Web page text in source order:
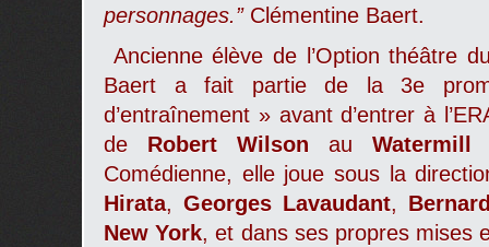
personnages.” Clémentine Baert.
Ancienne élève de l’Option théâtre
Baert a fait partie de la 3e
d’entraînement » avant d’entrer à
de Robert Wilson auWatermill
Comédienne, elle joue sous la
Hirata,Georges Lavaudant,
New York, et dans ses propres mises